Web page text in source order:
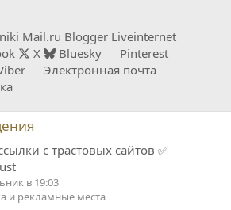
Mail.ru Blogger Liveinternet
X Bluesky
Pinterest
Электронная почта
с трастовых сайтов ✅
в 19:03
и рекламные места